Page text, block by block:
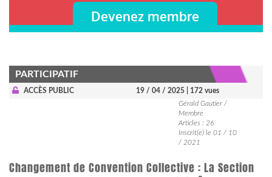
Devenez membre
PARTICIPATIF
ACCÈS PUBLIC 19 / 04 / 2025
| 172 vues
Gérald Gautier /
Membre
Articles : 26
Inscrit(e) le 01 / 10
/ 2021
Changement de Convention Collective : La Section